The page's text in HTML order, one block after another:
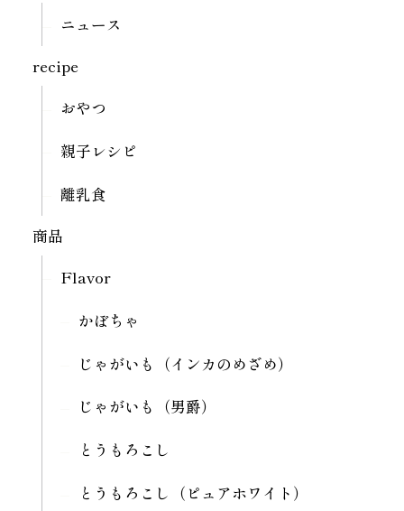
ニュース
recipe
おやつ
親子レシピ
離乳食
商品
Flavor
かぼちゃ
じゃがいも（インカのめざめ）
じゃがいも（男爵）
とうもろこし
とうもろこし（ピュアホワイト）